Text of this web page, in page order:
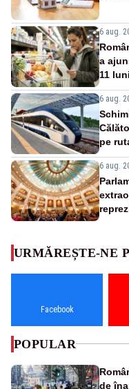
6 aug.
a
11
6 aug.
pe
6 aug.
URMĂREȘTE-NE
Facebook
POPULAR
de